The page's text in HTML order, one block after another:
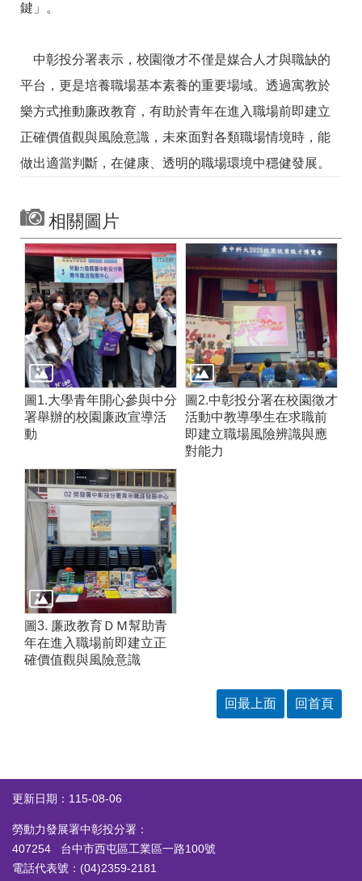
鍵」。
中彰投分署表示，校園徵才不僅是媒合人才與職缺的
平台，更是培養職場基本素養的重要場域。透過寓教於
樂方式推動廉政教育，有助於青年在進入職場前即建立
正確價值觀與風險意識，未來面對各類職場情境時，能
做出適當判斷，在健康、透明的職場環境中穩健發展。
相關圖片
圖1.大學青年開心參與中分
署舉辦的校園廉政宣導活
動
圖2.中彰投分署在校園徵才
活動中教導學生在求職前
即建立職場風險辨識與應
對能力
圖3. 廉政教育ＤＭ幫助青
年在進入職場前即建立正
確價值觀與風險意識
回最上面 回首頁
更新日期：115-08-06
勞動力發展署中彰投分署：
407254 台中市西屯區工業區一路100號
電話代表號：(04)2359-2181